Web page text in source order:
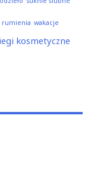
rumienia wakacje
kosmetyczne